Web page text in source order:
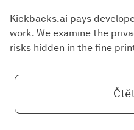
Kickbacks.ai pays
work. We examine the
risks hidden in the fine